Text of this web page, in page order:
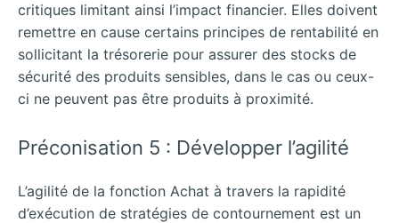
critiques limitant ainsi l’impact financier. Elles doivent
remettre en cause certains principes de rentabilité en
sollicitant la trésorerie pour assurer des stocks de
sécurité des produits sensibles, dans le cas ou ceux-
ci ne peuvent pas être produits à proximité.
Préconisation 5 : Développer l’agilité
L’agilité de la fonction Achat à travers la rapidité
d’exécution de stratégies de contournement est un